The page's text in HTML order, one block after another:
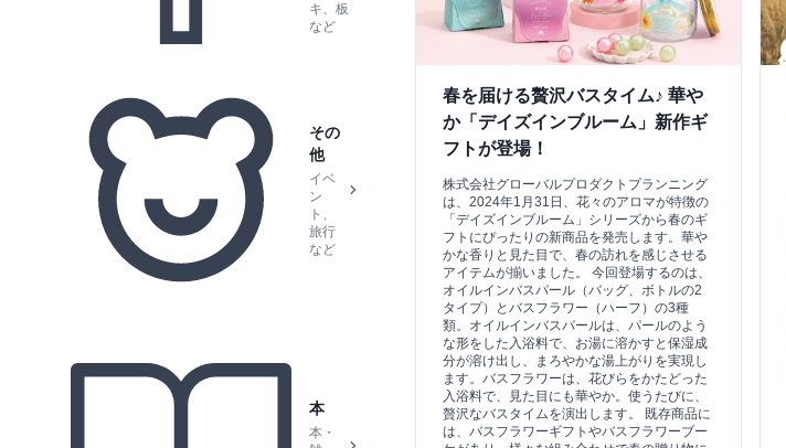
キ、板
など
その
他
イベ
ン
ト、
旅行
など
本
本・
春を届ける贅沢バスタイム♪ 華や
か「デイズインブルーム」新作ギ
フトが登場！
株式会社グローバルプロダクトプランニング
は、2024年1月31日、花々のアロマが特徴の
「デイズインブルーム」シリーズから春のギ
フトにぴったりの新商品を発売します。華や
かな香りと見た目で、春の訪れを感じさせる
アイテムが揃いました。 今回登場するのは、
オイルインバスパール（バッグ、ボトルの2
タイプ）とバスフラワー（ハーフ）の3種
類。オイルインバスパールは、パールのよう
な形をした入浴料で、お湯に溶かすと保湿成
分が溶け出し、まろやかな湯上がりを実現し
ます。バスフラワーは、花びらをかたどった
入浴料で、見た目にも華やか。使うたびに、
贅沢なバスタイムを演出します。 既存商品に
は、バスフラワーギフトやバスフラワーブー